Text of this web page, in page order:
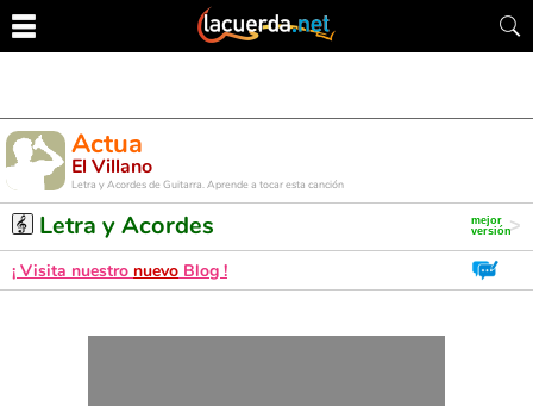
Actua
El Villano
Letra y Acordes de Guitarra. Aprende a tocar esta canción
Letra y Acordes
¡ Visita nuestro nuevo Blog !